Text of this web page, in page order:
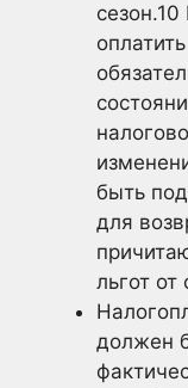
сезон.10
быть
для
льгот от
должен